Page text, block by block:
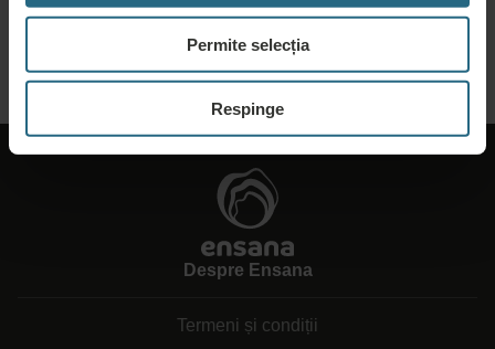
Permite selecția
Respinge
găsit pe site-ul nostru.
TRIMITEȚI O CERERE
Despre Ensana
Termeni și condiții